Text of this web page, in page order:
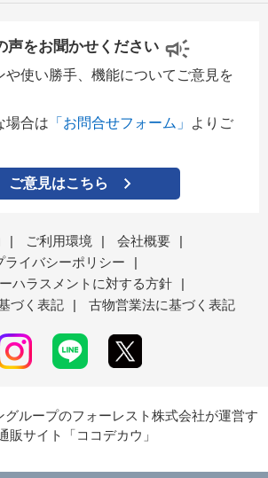
声をお聞かせください
や使い勝手、機能についてご意見を
場合は 「お問合せフォーム」
よりご
ご意見はこちら
| ご利用環境 | 会社概要
|
ライバシーポリシー
|
ハラスメントに対する方針
|
づく表記
| 古物営業法に基づく表記
グループのフォーレスト株式会社が運営す
販サイト「ココデカウ」